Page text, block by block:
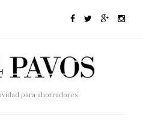
para ahorradores